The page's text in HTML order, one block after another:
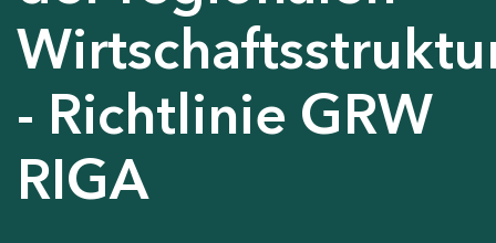
- Richtlinie GRW
RIGA